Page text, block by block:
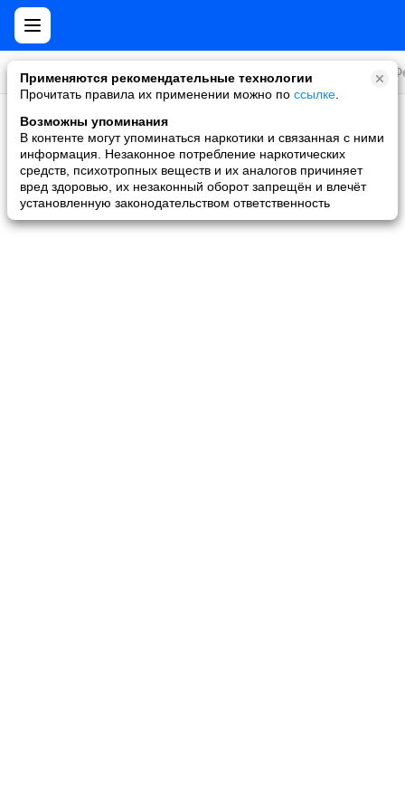
Все игры
Применяются рекомендательные технологии
Прочитать правила их применении можно по ссылке
Возможны упоминания
В контенте могут упоминаться наркотики и связанная с ними
информация. Незаконное потребление наркотических
средств, психотропных веществ и их аналогов причиняет
вред здоровью, их незаконный оборот запрещён и влечёт
установленную законодательством ответственность
Скидки и акции
Ни одной игры не найдено